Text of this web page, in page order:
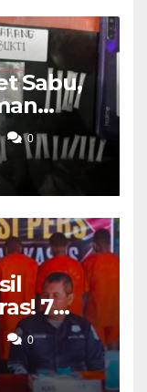
Sabu,
0
7
Motor
0